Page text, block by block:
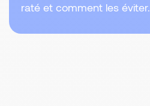
raté et comment les éviter.